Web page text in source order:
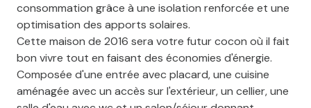
consommation grâce à une isolation renforcée et une
optimisation des apports solaires.
Cette maison de 2016 sera votre futur cocon où il fait
bon vivre tout en faisant des économies d'énergie.
Composée d'une entrée avec placard, une cuisine
aménagée avec un accès sur l'extérieur, un cellier, une